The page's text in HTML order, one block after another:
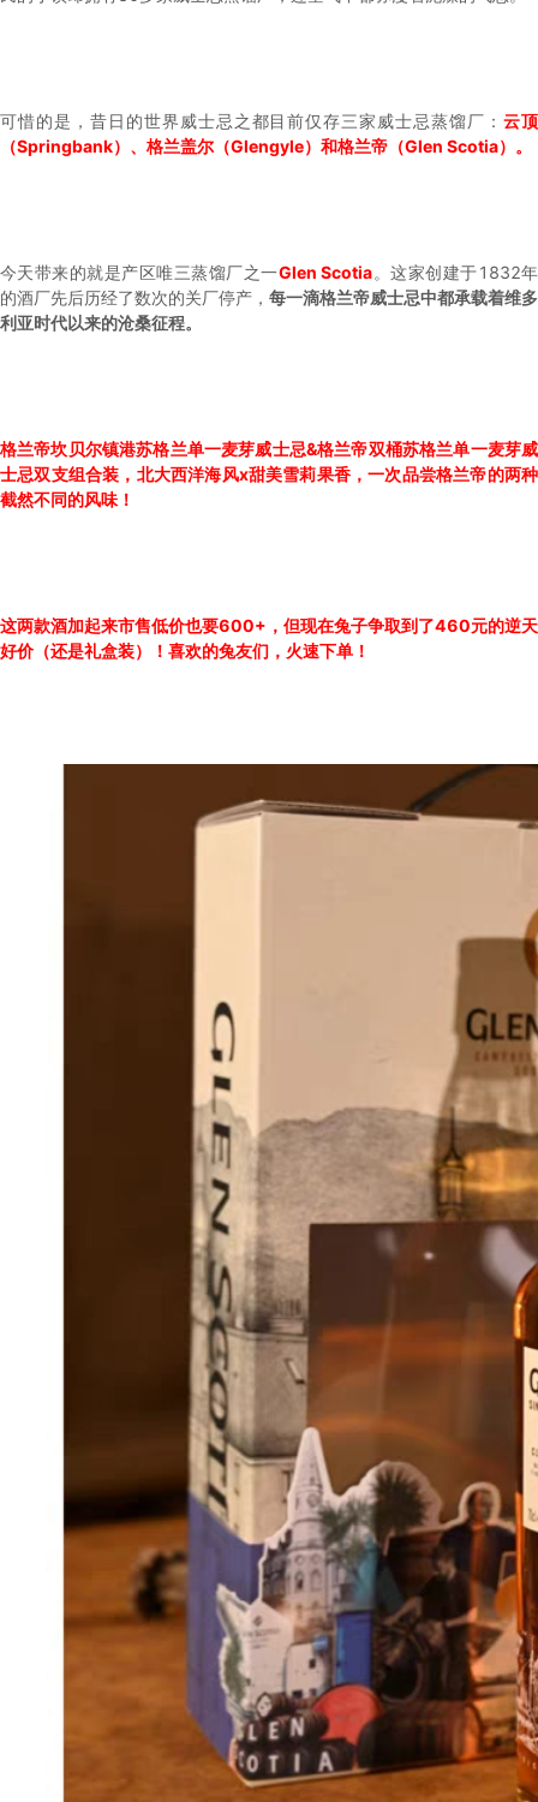
可惜的是，昔日的世界威士忌之都目前仅存三家威士忌蒸馏厂：云顶
（Springbank）、格兰盖尔（Glengyle）和格兰帝（Glen Scotia）。
今天带来的就是产区唯三蒸馏厂之一Glen Scotia。这家创建于1832年
的酒厂先后历经了数次的关厂停产， 每一滴格兰帝威士忌中都承载着维多
利亚时代以来的沧桑征程。
格兰帝坎贝尔镇港苏格兰单一麦芽威士忌&格兰帝双桶苏格兰单一麦芽威
士忌双支组合装，北大西洋海风x甜美雪莉果香，一次品尝格兰帝的两种
截然不同的风味！
这两款酒加起来市售低价也要600+，但现在兔子争取到了460元的逆天
好价（还是礼盒装）！喜欢的兔友们，火速下单！